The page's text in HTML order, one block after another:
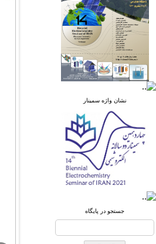
نشان واژه سمینار
جستجو در پایگاه